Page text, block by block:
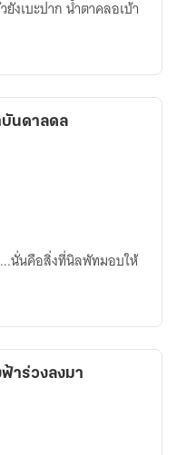
บันดาลดล
นั่นคือสิ่งที่นิลพัทมอบให้
าร่วงลงมา